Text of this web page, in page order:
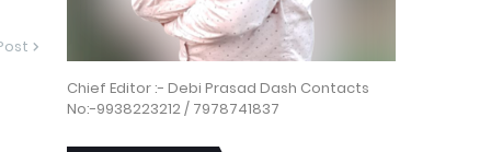
Chief Editor :- Debi Prasad Dash Contacts
No:-9938223212 / 7978741837